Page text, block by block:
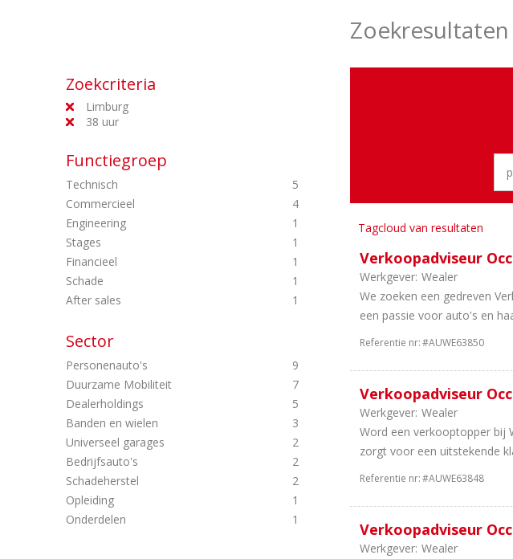
Zoekcriteria
Limburg
38 uur
Functiegroep
Technisch
5
Commercieel
4
Engineering
1
Stages
1
Financieel
1
Schade
1
After sales
1
Sector
Personenauto's
9
Duurzame Mobiliteit
7
Dealerholdings
5
Banden en wielen
3
Universeel garages
2
Bedrijfsauto's
2
Schadeherstel
2
Opleiding
1
Onderdelen
1
Zoekresultaten
Tagcloud van resultaten
Verkoopadviseur
Werkgever: Wealer
We zoeken een gedreven
een passie voor auto's en
Referentie nr:#AUWE63850
Verkoopadviseur
Werkgever: Wealer
Word een verkooptopper bij
zorgt voor een uitstekende
Referentie nr:#AUWE63848
Verkoopadviseur
Werkgever: Wealer